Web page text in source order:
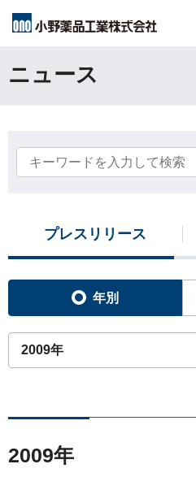
メディカルアフェアーズ情報提
MA）
お問い合わせ
小野薬品について
CEO・COOメッセージ
コーポレートスローガン
小野薬品の特徴・強み
グローバル戦略
創薬方針
オープンイノベーション
開発方針
研究者主導研究支援
IR情報トップ
経営方針
財務ハイライト
業績報告
採用情報
サステナビリティ
サステナビリティ
環境
ニュース
プレスリリース
年別
2009年